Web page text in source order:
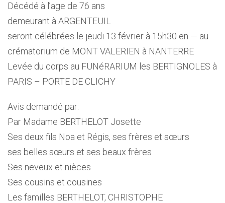
Décédé à l’age de 76 ans
demeurant à ARGENTEUIL
seront célébrées le jeudi 13 février à 15h30 en — au
crématorium de MONT VALERIEN à NANTERRE
Levée du corps au FUNéRARIUM les BERTIGNOLES à
PARIS – PORTE DE CLICHY
Avis demandé par:
Par Madame BERTHELOT Josette
Ses deux fils Noa et Régis, ses frères et sœurs
ses belles sœurs et ses beaux frères
Ses neveux et nièces
Ses cousins et cousines
Les familles BERTHELOT, CHRISTOPHE